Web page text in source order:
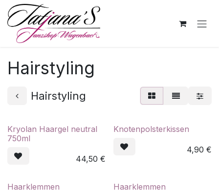
Zum Inhalt springen
Hairstyling
Hairstyling
Kryolan Haargel neutral
750ml
44,50 €
Knotenpolsterkissen
4,90 €
Haarklemmen Haarklemmen